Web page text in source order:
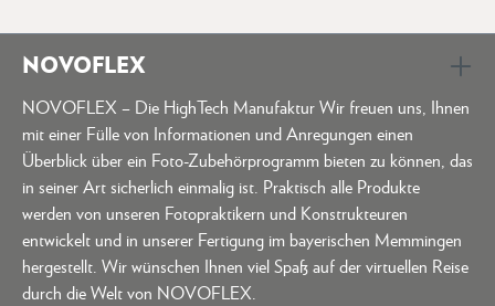
NOVOFLEX
NOVOFLEX – Die HighTech Manufaktur Wir freuen uns, Ihnen
mit einer Fülle von Informationen und Anregungen einen
Überblick über ein Foto-Zubehörprogramm bieten zu können, das
in seiner Art sicherlich einmalig ist. Praktisch alle Produkte
werden von unseren Fotopraktikern und Konstrukteuren
entwickelt und in unserer Fertigung im bayerischen Memmingen
hergestellt. Wir wünschen Ihnen viel Spaß auf der virtuellen Reise
durch die Welt von NOVOFLEX.